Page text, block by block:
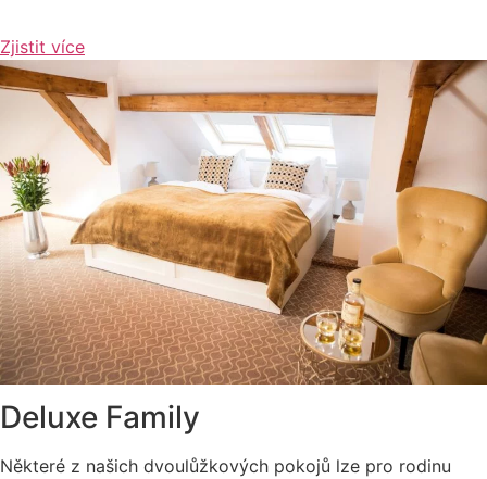
Zjistit více
Deluxe Family
Některé z našich dvoulůžkových pokojů lze pro rodinu